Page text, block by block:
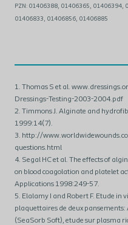
PZN: 01406388, 01406365, 01406394,
01406833, 01406856, 01406885
1. Thomas S et al.
Dressings-Testing-2003-2004.pdf
2. Timmons J. Alginate and
1999:14(7).
3. http://
questions.html
4. Segal HC et al. The effects of
on blood coagolation and platelet
Applications 1998:249-57.
5. Elalamy I and Robert F. Etude in
plaquettaires de deux
(SeaSorb Soft), etude sur plasma